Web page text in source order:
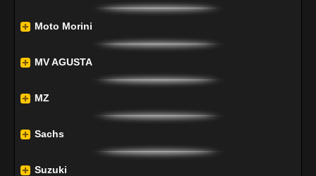
Moto Morini
MV AGUSTA
MZ
Sachs
Suzuki